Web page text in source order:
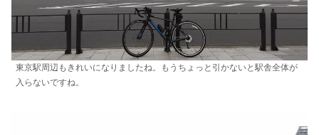
東京駅周辺もきれいになりましたね。もうちょっと引かないと駅舎全体が
入らないですね。